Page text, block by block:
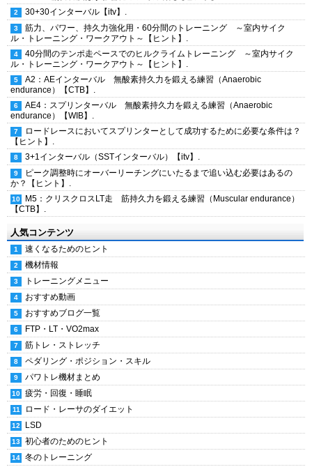
30+30インターバル【itv】.
筋力、パワー、持久力強化用・60分間のトレーニング ～室内サイク
ル・トレーニング・ワークアウト～【ヒント】.
40分間のテンポ走ペースでのヒルクライムトレーニング ～室内サイク
ル・トレーニング・ワークアウト～【ヒント】.
A2：AEインターバル 無酸素持久力を鍛える練習（Anaerobic
endurance）【CTB】.
AE4：スプリンターバル 無酸素持久力を鍛える練習（Anaerobic
endurance）【WIB】.
ロードレースにおいてスプリンターとして成功するために必要な条件は？
【ヒント】.
3+1インターバル（SSTインターバル）【itv】.
ピーク調整時にオーバーリーチングにいたるまで追い込む必要はあるの
か？【ヒント】.
M5：クリスクロスLT走 筋持久力を鍛える練習（Muscular endurance）
【CTB】.
人気コンテンツ
速くなるためのヒント
機材情報
トレーニングメニュー
おすすめ動画
おすすめブログ一覧
FTP・LT・VO2max
筋トレ・ストレッチ
ペダリング・ポジション・スキル
パワトレ機材まとめ
疲労・回復・睡眠
ロード・レーサのダイエット
LSD
初心者のためのヒント
冬のトレーニング